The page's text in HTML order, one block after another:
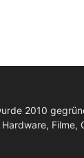
2010
Filme,